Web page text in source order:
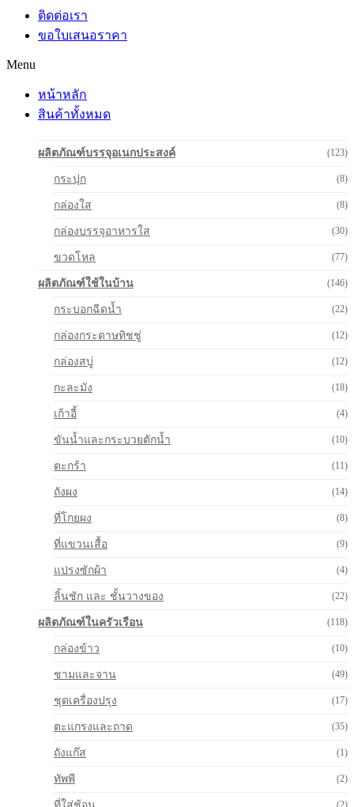
ติดต่อเรา
ขอใบเสนอราคา
Menu
หน้าหลัก
สินค้าทั้งหมด
ผลิตภัณฑ์บรรจุอเนกประสงค์ (123)
กระปุก (8)
กล่องใส (8)
กล่องบรรจุอาหารใส (30)
ขวดโหล (77)
ผลิตภัณฑ์ใช้ในบ้าน (146)
กระบอกฉีดน้ำ (22)
กล่องกระดาษทิชชู่ (12)
กล่องสบู่ (12)
กะละมัง (18)
เก้าอี้ (4)
ขันน้ำและกระบวยตักน้ำ (10)
ตะกร้า (11)
ถังผง (14)
ที่โกยผง (8)
ที่แขวนเสื้อ (9)
แปรงซักผ้า (4)
ลิ้นชัก และ ชั้นวางของ (22)
ผลิตภัณฑ์ในครัวเรือน (118)
กล่องข้าว (10)
ชามและจาน (49)
ชุดเครื่องปรุง (17)
ตะแกรงและถาด (35)
ถังแก๊ส (1)
ทัพพี (2)
(2)